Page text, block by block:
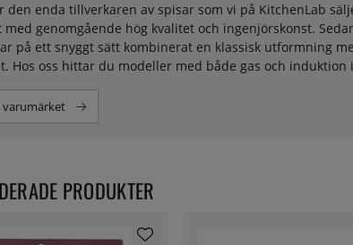
den enda tillverkaren av spisar som vi på KitchenLab
genomgående hög kvalitet och ingenjörskonst.
på ett snyggt sätt kombinerat en klassisk utformning
Hos oss hittar du modeller med både gas och
varumärket
PRODUKTER